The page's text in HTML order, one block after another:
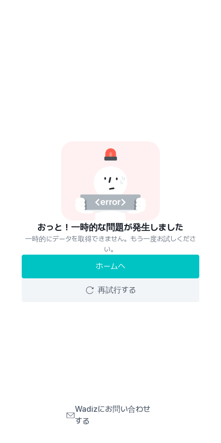
おっと！一時的な問題が発生しました
一時的にデータを取得できません。もう一度お試しくださ
い。
ホームへ
再試行する
Wadizにお問い合わせ
する